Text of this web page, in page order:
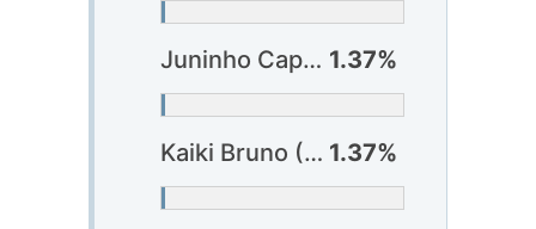
Juninho Capixaba (Bragantino) 1.37%
Kaiki Bruno (Cruzeiro) 1.37%